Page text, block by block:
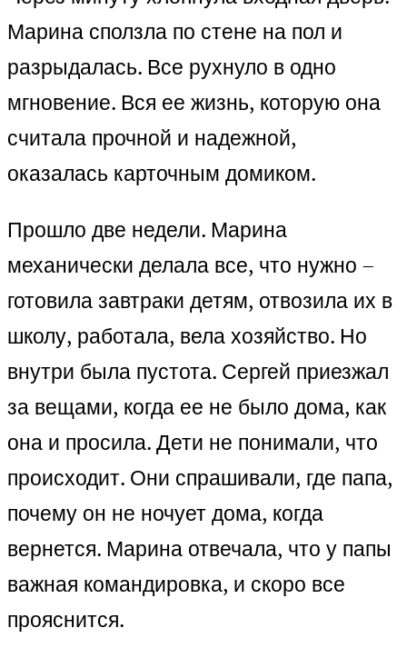
Марина сползла по стене на пол и
разрыдалась. Все рухнуло в одно
мгновение. Вся ее жизнь, которую она
считала прочной и надежной,
оказалась карточным домиком.
Прошло две недели. Марина
механически делала все, что нужно –
готовила завтраки детям, отвозила их в
школу, работала, вела хозяйство. Но
внутри была пустота. Сергей приезжал
за вещами, когда ее не было дома, как
она и просила. Дети не понимали, что
происходит. Они спрашивали, где папа,
почему он не ночует дома, когда
вернется. Марина отвечала, что у папы
важная командировка, и скоро все
прояснится.